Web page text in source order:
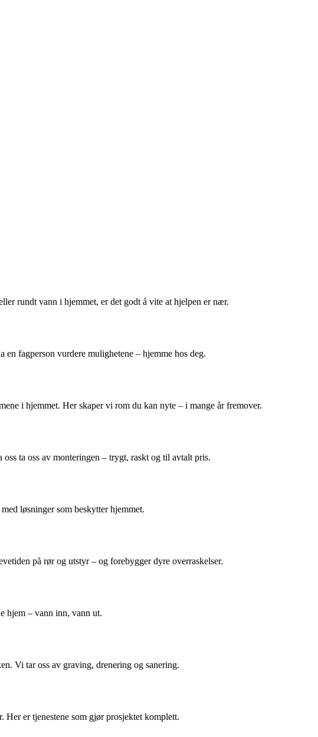
rundt vann i hjemmet, er det godt å vite at hjelpen er nær.
en fagperson vurdere mulighetene – hjemme hos deg.
i hjemmet. Her skaper vi rom du kan nyte – i mange år fremover.
ta oss av monteringen – trygt, raskt og til avtalt pris.
løsninger som beskytter hjemmet.
på rør og utstyr – og forebygger dyre overraskelser.
hjem – vann inn, vann ut.
Vi tar oss av graving, drenering og sanering.
Her er tjenestene som gjør prosjektet komplett.